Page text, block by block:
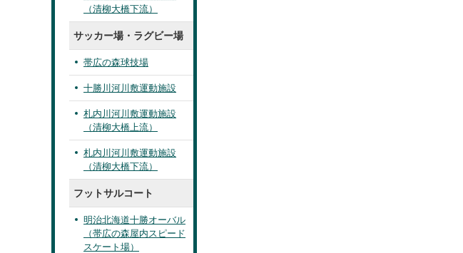
（清柳大橋下流）
サッカー場・ラグビー場
帯広の森球技場
十勝川河川敷運動施設
札内川河川敷運動施設
（清柳大橋上流）
札内川河川敷運動施設
（清柳大橋下流）
フットサルコート
明治北海道十勝オーバル
（帯広の森屋内スピード
スケート場）